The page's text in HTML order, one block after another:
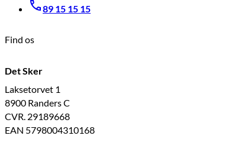
89 15 15 15
Find os
Det Sker
Laksetorvet 1
8900 Randers C
CVR. 29189668
EAN 5798004310168